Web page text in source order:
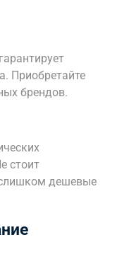
Приобретайте
брендов.
стоит
дешевые